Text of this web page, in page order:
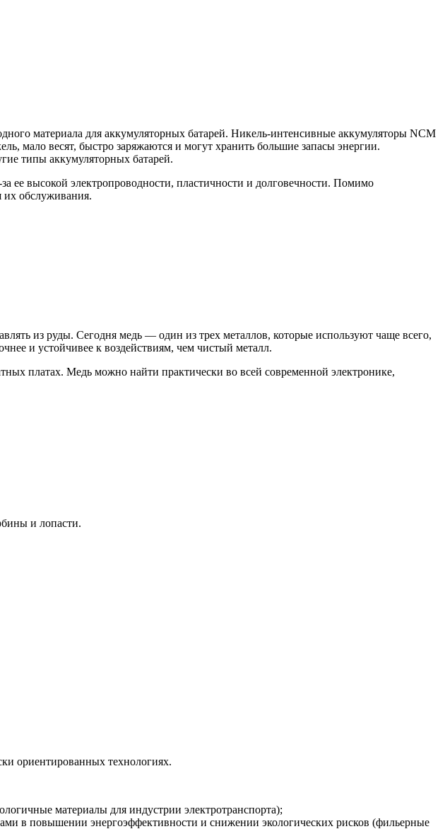
материала для аккумуляторных батарей. Никель-интенсивные аккумуляторы NCM
мало весят, быстро заряжаются и могут хранить большие запасы энергии.
типы аккумуляторных батарей.
ее высокой электропроводности, пластичности и долговечности. Помимо
их обслуживания.
из руды. Сегодня медь — один из трех металлов, которые используют чаще всего,
и устойчивее к воздействиям, чем чистый металл.
платах. Медь можно найти практически во всей современной электронике,
и лопасти.
ориентированных технологиях.
материалы для индустрии электротранспорта);
в повышении энергоэффективности и снижении экологических рисков (фильерные